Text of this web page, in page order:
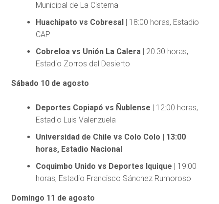
Municipal de La Cisterna
Huachipato vs Cobresal| 18:00 horas, Estadio
CAP
Cobreloa vs Unión La Calera| 20:30 horas,
Estadio Zorros del Desierto
Sábado 10 de agosto
Deportes Copiapó vs Ñublense | 12:00 horas,
Estadio Luis Valenzuela
Universidad de Chile vs Colo Colo | 13:00
horas, Estadio Nacional
Coquimbo Unido vs Deportes Iquique | 19:00
horas, Estadio Francisco Sánchez Rumoroso
Domingo 11 de agosto